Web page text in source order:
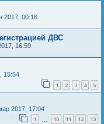
2017, 00:16
ДВС
16:59
15:54
1 2 3 4 5
2017, 17:04
1 10 11 12 13